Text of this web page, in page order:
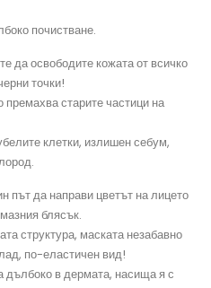
почистване.
да освободите кожата от всичко
точки!
старите частици на
клетки, излишен себум,
път да направи цветът на лицето
блясък.
структура, маската незабавно
по-еластичен вид!
дълбоко в дермата, насища я с